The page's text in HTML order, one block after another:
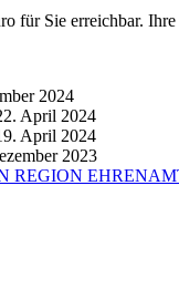
für Sie erreichbar.
2024
April 2024
April 2024
2023
REGION